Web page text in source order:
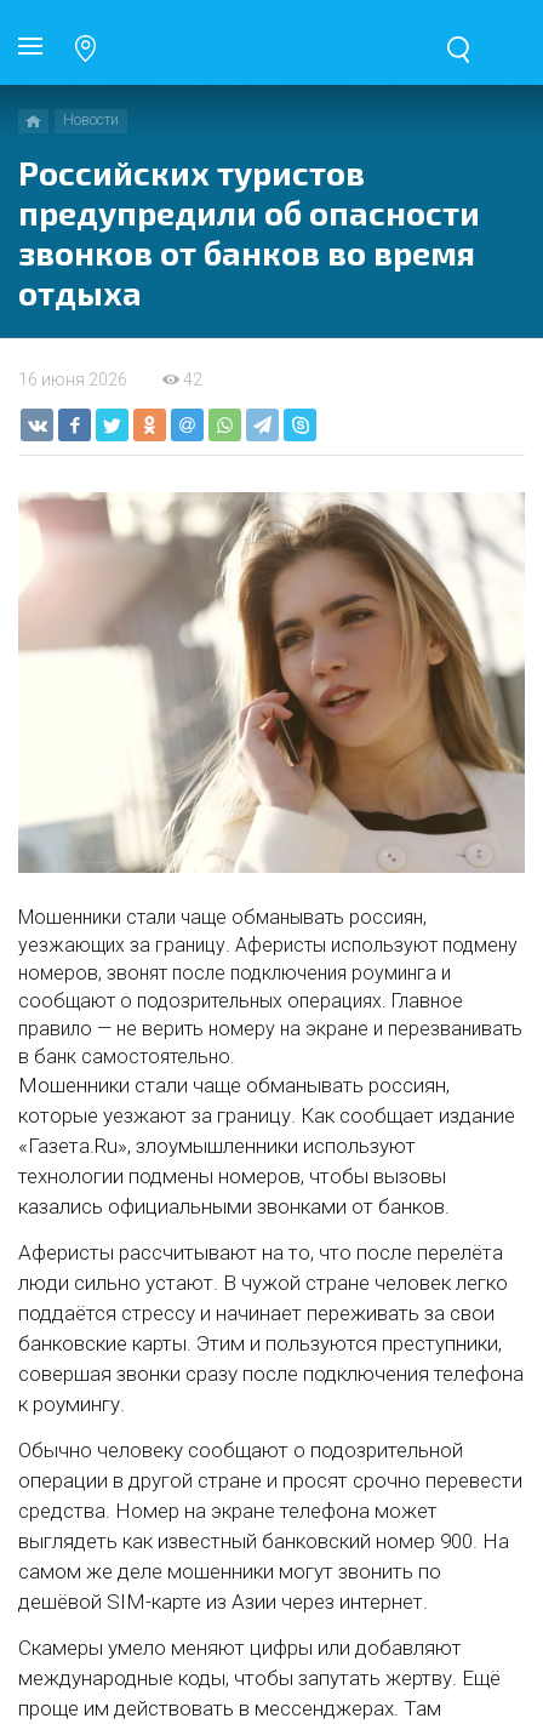
Новости
Российских туристов
предупредили об опасности
звонков от банков во время
отдыха
16 июня 2026 42
Мошенники стали чаще обманывать россиян,
уезжающих за границу. Аферисты используют подмену
номеров, звонят после подключения роуминга и
сообщают о подозрительных операциях. Главное
правило — не верить номеру на экране и перезванивать
в банк самостоятельно.
Мошенники стали чаще обманывать россиян,
которые уезжают за границу. Как сообщает издание
«Газета.Ru», злоумышленники используют
технологии подмены номеров, чтобы вызовы
казались официальными звонками от банков.
Аферисты рассчитывают на то, что после перелёта
люди сильно устают. В чужой стране человек легко
поддаётся стрессу и начинает переживать за свои
банковские карты. Этим и пользуются преступники,
совершая звонки сразу после подключения телефона
к роумингу.
Обычно человеку сообщают о подозрительной
операции в другой стране и просят срочно перевести
средства. Номер на экране телефона может
выглядеть как известный банковский номер 900. На
самом же деле мошенники могут звонить по
дешёвой SIM-карте из Азии через интернет.
Скамеры умело меняют цифры или добавляют
международные коды, чтобы запутать жертву. Ещё
проще им действовать в мессенджерах. Там